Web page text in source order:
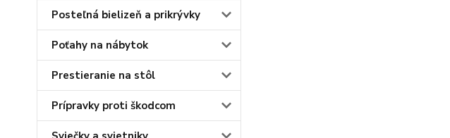
Posteľná bielizeň a prikrývky
Poťahy na nábytok
Prestieranie na stôl
Prípravky proti škodcom